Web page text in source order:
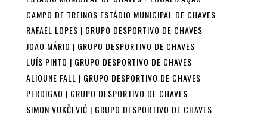
CAMPO DE TREINOS ESTÁDIO MUNICIPAL DE CHAVES
RAFAEL LOPES | GRUPO DESPORTIVO DE CHAVES
JOÃO MÁRIO | GRUPO DESPORTIVO DE CHAVES
LUÍS PINTO | GRUPO DESPORTIVO DE CHAVES
ALIOUNE FALL | GRUPO DESPORTIVO DE CHAVES
PERDIGÃO | GRUPO DESPORTIVO DE CHAVES
SIMON VUKČEVIĆ | GRUPO DESPORTIVO DE CHAVES